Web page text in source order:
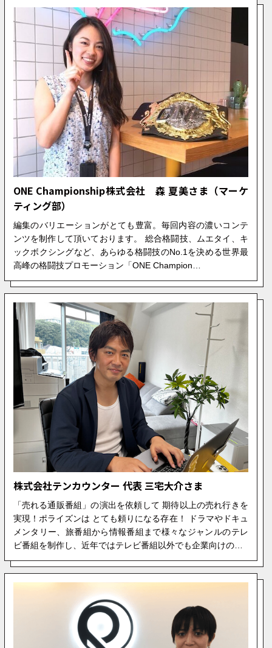
ONE Championship株式会社 森 夏美さま（マーケ
ティング部）
編集のバリエーションがとても豊富。毎回内容の濃いコンテ
ンツを制作して頂いております。 総合格闘技、ムエタイ、キ
ックボクシングなど、あらゆる格闘技のNo.1を決める世界最
高峰の格闘技プロモーション「ONE Champion…
株式会社テンカウンター 代表 三宅大介さま
「売れる通販番組」の演出を依頼して 期待以上の売れ行きを
実現！ポライズンは とても頼りになる存在！ ドラマやドキュ
メンタリー、旅番組から情報番組まで様々なジャンルのテレ
ビ番組を制作し、近年ではテレビ番組以外でも企業向けの…